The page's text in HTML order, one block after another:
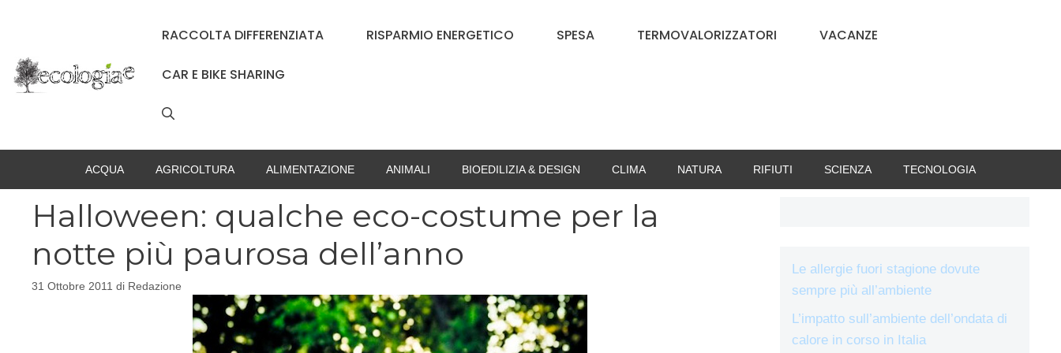
RACCOLTA DIFFERENZIATA RISPARMIO ENERGETICO SPESA TERMOVALORIZZATORI VACANZE
CAR E BIKE SHARING
ACQUA AGRICOLTURA ALIMENTAZIONE ANIMALI BIOEDILIZIA & DESIGN CLIMA NATURA RIFIUTI SCIENZA TECNOLOGIA
Halloween: qualche eco-costume per la
notte più paurosa dell’anno
31 Ottobre 2011 di Redazione
Le allergie fuori stagione dovute
sempre più all’ambiente
L’impatto sull’ambiente dell’ondata di
calore in corso in Italia